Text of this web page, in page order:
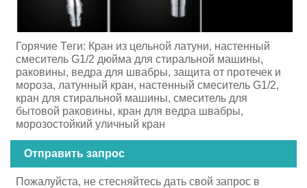
Горячие Теги: Кран из цельной латуни, настенный
смеситель G1/2 дюйма для стиральной машины,
раковины, ведра для швабры, защита от протечек и
мороза, латунный кран, настенный смеситель G1/2,
кран для стиральной машины, смеситель для
бытовой раковины, кран для ведра швабры,
морозостойкий уличный кран
Отправить запрос
Пожалуйста, не стесняйтесь дать свой запрос в